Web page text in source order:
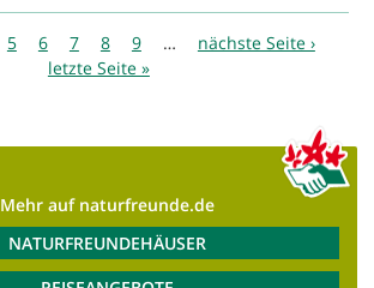
5 6 7 8 9 …
nächste Seite ›
letzte Seite »
Mehr auf naturfreunde.de
NATURFREUNDEHÄUSER